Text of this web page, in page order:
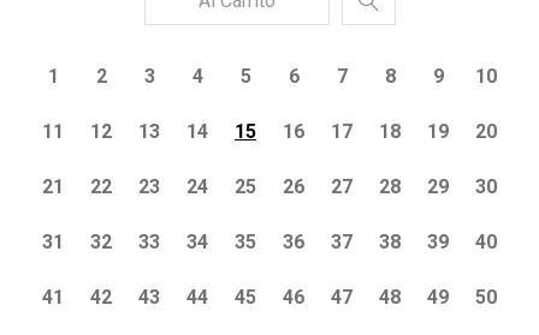
1 2 3 4 5 6 7 8 9 10
11 12 13 14 15 16 17 18 19 20
21 22 23 24 25 26 27 28 29 30
31 32 33 34 35 36 37 38 39 40
41 42 43 44 45 46 47 48 49 50